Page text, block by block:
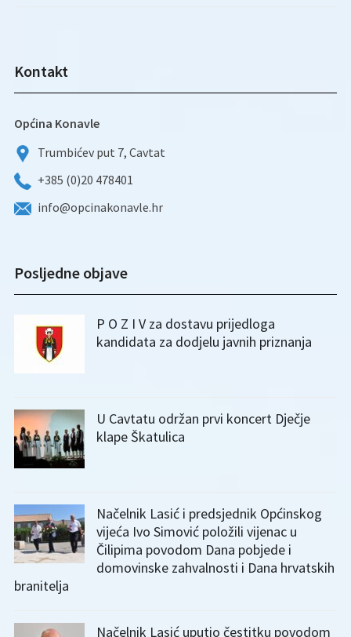
Kontakt
Općina Konavle
Trumbićev put 7, Cavtat
+385 (0)20 478401
info@opcinakonavle.hr
Posljedne objave
P O Z I V za dostavu prijedloga
kandidata za dodjelu javnih priznanja
U Cavtatu održan prvi koncert Dječje
klape Škatulica
Načelnik Lasić i predsjednik Općinskog
vijeća Ivo Simović položili vijenac u
Čilipima povodom Dana pobjede i
domovinske zahvalnosti i Dana hrvatskih
branitelja
Načelnik Lasić uputio čestitku povodom